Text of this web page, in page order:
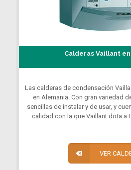
Calderas Vaillant
Las calderas de condensación
en Alemania. Con gran variedad
sencillas de instalar y de usar, y
calidad con la que Vaillant dota a
VER